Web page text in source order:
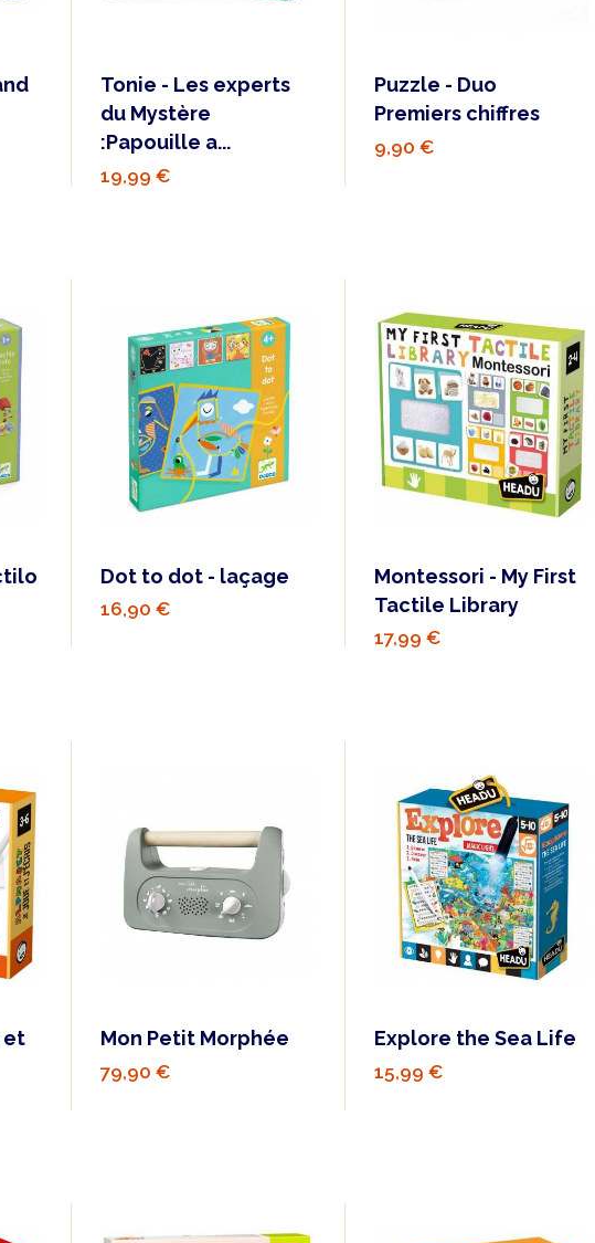
Tonie - Les experts
du Mystère
:Papouille a...
19,99 €
Puzzle - Duo
Premiers chiffres
9,90 €
Dot to dot - laçage
16,90 €
Montessori - My First
Tactile Library
17,99 €
et
Mon Petit Morphée
79,90 €
Explore the Sea Life
15,99 €